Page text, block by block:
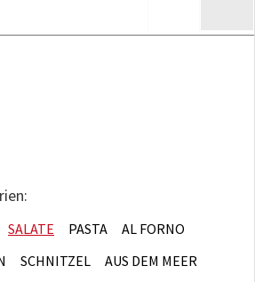
SALATE PASTA
AL FORNO
SCHNITZEL
AUS DEM MEER